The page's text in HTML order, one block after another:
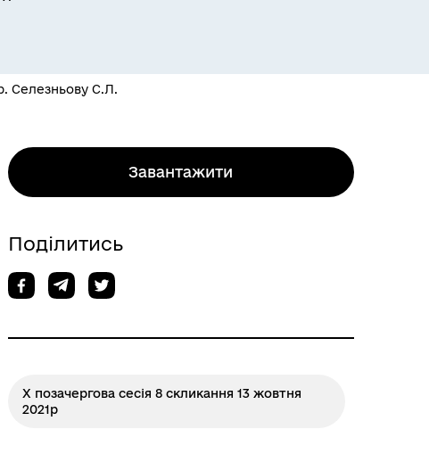
Селезньову С.Л.
Завантажити
Поділитись
X позачергова сесія 8 скликання 13 жовтня
2021р